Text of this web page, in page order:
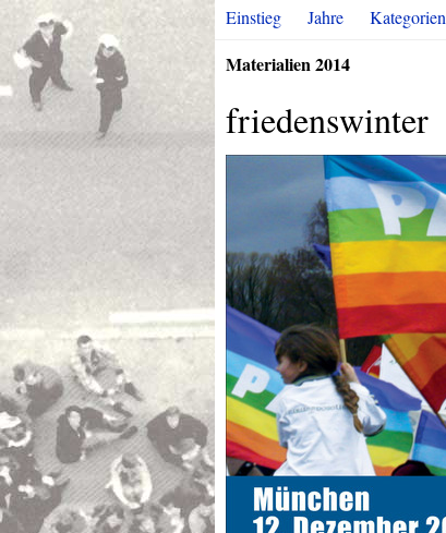
Einstieg Jahre Kategorien
Materialien 2014
friedenswinter